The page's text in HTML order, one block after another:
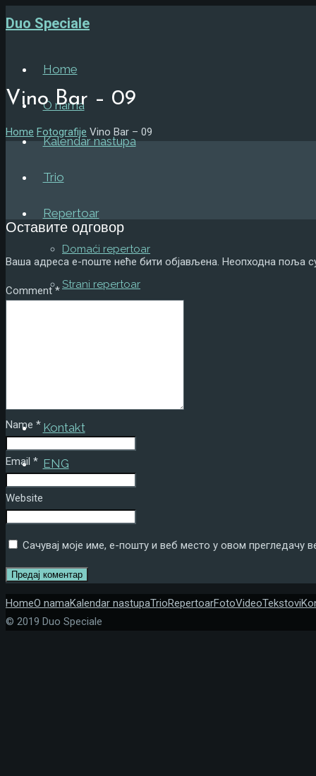
Duo Speciale
Home
O nama
Kalendar nastupa
Trio
Repertoar
Domaći repertoar
Strani repertoar
Kontakt
ENG
Vino Bar – 09
Home Fotografije Vino Bar – 09
Оставите одговор
Ваша адреса е-поште неће бити објављена. Неопходна поља
Comment*
Name *
Email *
Website
Сачувај моје име, е-пошту и веб место у овом прегледачу
HomeO namaKalendar nastupaTrioRepertoarFotoVideoTekstovi
© 2019 Duo Speciale